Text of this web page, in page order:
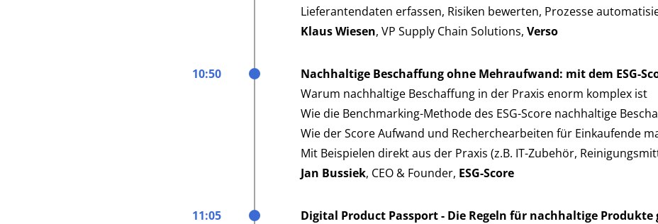
Lieferantendaten erfassen, Risiken bewerten, Prozesse
Klaus Wiesen, VP Supply Chain Solutions, Verso
10:50
Nachhaltige Beschaffung ohne Mehraufwand: mit dem ESG-
Warum nachhaltige Beschaffung in der Praxis enorm komplex ist
Wie die Benchmarking-Methode des ESG-Score nachhaltige
Wie der Score Aufwand und Recherchearbeiten für Einkaufende
Mit Beispielen direkt aus der Praxis (z.B. IT-Zubehör,
Jan Bussiek, CEO & Founder, ESG-Score
11:05
Digital Product Passport - Die Regeln für nachhaltige Produkte